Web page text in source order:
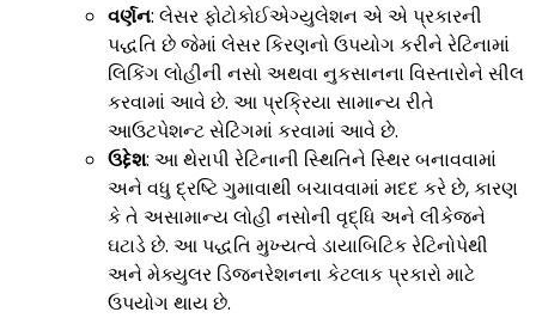
વર્ણન: લેસર ફોટોકોઈએગ્યુલેશન એ એ પ્રકારની
પદ્ધતિ છે જેમાં લેસર કિરણનો ઉપયોગ કરીને રેટિનામાં
લિકિંગ લોહીની નસો અથવા નુકસાનના વિસ્તારોને સીલ
કરવામાં આવે છે. આ પ્રક્રિયા સામાન્ય રીતે
આઉટપેશન્ટ સેટિંગમાં કરવામાં આવે છે.
ઉદ્દેશ: આ થેરાપી રેટિનાની સ્થિતિને સ્થિર બનાવવામાં
અને વધુ દ્રષ્ટિ ગુમાવાથી બચાવવામાં મદદ કરે છે, કારણ
કે તે અસામાન્ય લોહી નસોની વૃદ્ધિ અને લીકેજને
ઘટાડે છે. આ પદ્ધતિ મુખ્યત્વે ડાયાબિટિક રેટિનોપેથી
અને મેક્યુલર ડિજનરેશનના કેટલાક પ્રકારો માટે
ઉપયોગ થાય છે.